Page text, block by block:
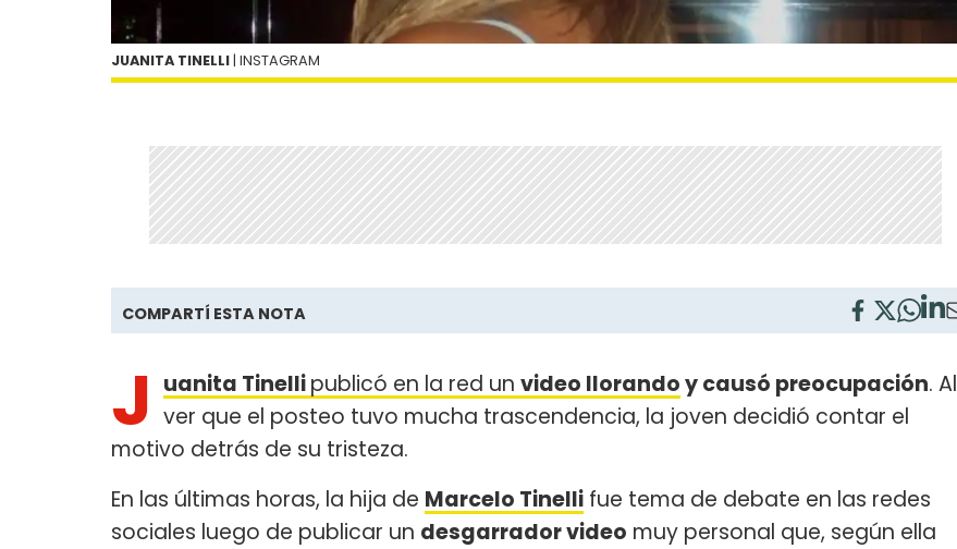
JUANITA TINELLI | INSTAGRAM
COMPARTÍ ESTA NOTA
J uanita Tinellipublicó en la red un video llorandoy causó preocupación. Al
ver que el posteo tuvo mucha trascendencia, la joven decidió contar el
motivo detrás de su tristeza.
En las últimas horas, la hija de Marcelo Tinelli fue tema de debate en las redes
sociales luego de publicar un desgarrador video muy personal que, según ella